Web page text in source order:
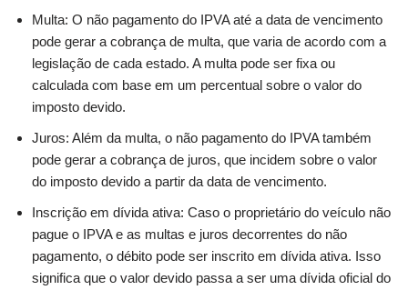
Multa: O não pagamento do IPVA até a data de vencimento
pode gerar a cobrança de multa, que varia de acordo com a
legislação de cada estado. A multa pode ser fixa ou
calculada com base em um percentual sobre o valor do
imposto devido.
Juros: Além da multa, o não pagamento do IPVA também
pode gerar a cobrança de juros, que incidem sobre o valor
do imposto devido a partir da data de vencimento.
Inscrição em dívida ativa: Caso o proprietário do veículo não
pague o IPVA e as multas e juros decorrentes do não
pagamento, o débito pode ser inscrito em dívida ativa. Isso
significa que o valor devido passa a ser uma dívida oficial do